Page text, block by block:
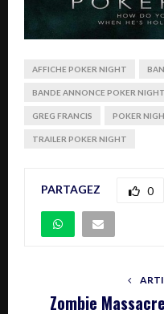
AFFICHE POKER NIGHT
BANDE ANNONCE POKER NIGHT
GREG FRANCIS POKER
TRAILER POKER NIGHT
PARTAGEZ 0
Zombie